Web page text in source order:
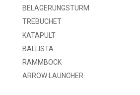
BELAGERUNGSTURM
TREBUCHET
KATAPULT
BALLISTA
RAMMBOCK
ARROW LAUNCHER